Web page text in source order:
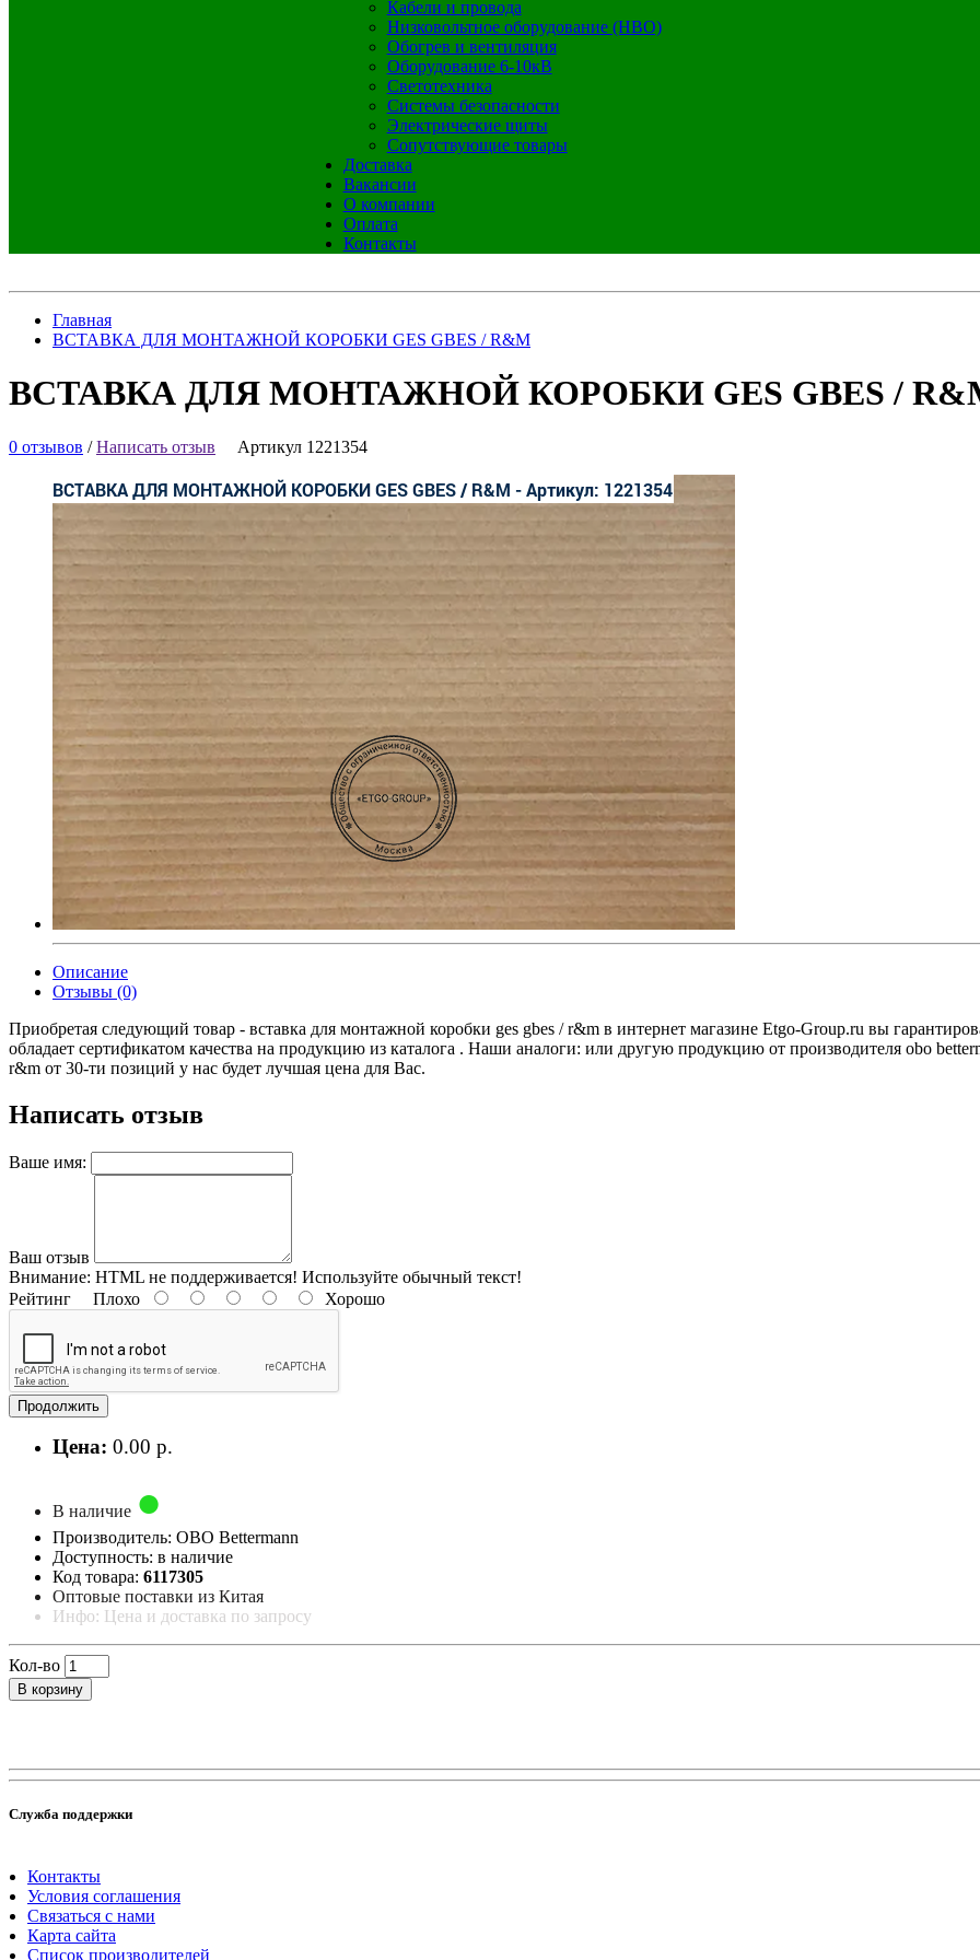
Кабели и провода
Низковольтное оборудование (НВО)
Обогрев и вентиляция
Оборудование 6-10кВ
Светотехника
Системы безопасности
Электрические щиты
Сопутствующие товары
Доставка
Вакансии
О компании
Оплата
Контакты
Главная
ВСТАВКА ДЛЯ МОНТАЖНОЙ КОРОБКИ GES GBES / R&M
ВСТАВКА ДЛЯ МОНТАЖНОЙ КОРОБКИ GES GBES /
0 отзывов /Написать отзыв Артикул 1221354
Описание
Отзывы (0)
Приобретая следующий товар - вставка для монтажной коробки ges gbes / r&m в интернет магазине Etgo-Group.ru вы
обладает сертификатом качества на продукцию из каталога . Наши аналоги: или другую продукцию от производителя obo
r&m от 30-ти позиций у нас будет лучшая цена для Вас.
Написать отзыв
Ваше имя:
Ваш отзыв
Внимание: HTML не поддерживается! Используйте обычный текст!
Рейтинг Плохо Хорошо
Продолжить
Цена: 0.00 р.
В наличие
Производитель: OBO Bettermann
Доступность: в наличие
Код товара: 6117305
Оптовые поставки из Китая
Инфо: Цена и доставка по запросу
Кол-во
В корзину
Служба поддержки
Контакты
Условия соглашения
Связаться с нами
Карта сайта
Список производителей